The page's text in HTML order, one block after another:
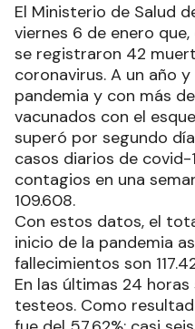
El Ministerio de Salud
viernes 6 de enero
se registraron 42
coronavirus. A un año
pandemia y con más
vacunados con el
superó por segundo
casos diarios de
contagios en una
109.608.
Con estos datos, el
inicio de la pandemia
fallecimientos son
En las últimas 24 horas
testeos. Como